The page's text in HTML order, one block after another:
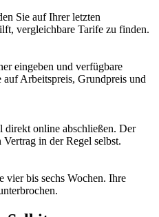
Sie auf Ihrer letzten
vergleichbare Tarife zu finden.
eingeben und verfügbare
Arbeitspreis, Grundpreis und
direkt online abschließen. Der
in der Regel selbst.
vier bis sechs Wochen. Ihre